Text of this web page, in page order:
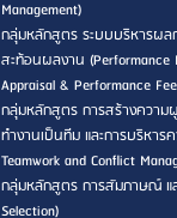
Management)
กลุ่มหลักสูตร ระบบบริหารผล
สะท้อนผลงาน (Performance
Appraisal & Performance
กลุ่มหลักสูตร การสร้างควา
ทำงานเป็นทีม และการบริหาร
Teamwork and Conflict
กลุ่มหลักสูตร การสัมภาษณ์ แ
Selection)